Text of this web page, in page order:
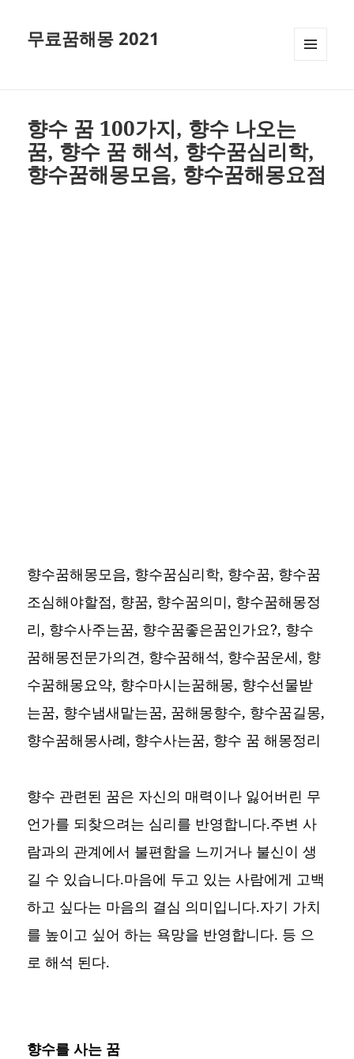
무료꿈해몽 2021
향수 꿈 100가지, 향수 나오는
꿈, 향수 꿈 해석, 향수꿈심리학,
향수꿈해몽모음, 향수꿈해몽요점
향수꿈해몽모음, 향수꿈심리학, 향수꿈, 향수꿈
조심해야할점, 향꿈, 향수꿈의미, 향수꿈해몽정
리, 향수사주는꿈, 향수꿈좋은꿈인가요?, 향수
꿈해몽전문가의견, 향수꿈해석, 향수꿈운세, 향
수꿈해몽요약, 향수마시는꿈해몽, 향수선물받
는꿈, 향수냄새맡는꿈, 꿈해몽향수, 향수꿈길몽,
향수꿈해몽사례, 향수사는꿈, 향수 꿈 해몽정리
향수 관련된 꿈은 자신의 매력이나 잃어버린 무
언가를 되찾으려는 심리를 반영합니다.주변 사
람과의 관계에서 불편함을 느끼거나 불신이 생
길 수 있습니다.마음에 두고 있는 사람에게 고백
하고 싶다는 마음의 결심 의미입니다.자기 가치
를 높이고 싶어 하는 욕망을 반영합니다. 등 으
로 해석 된다.
향수를 사는 꿈